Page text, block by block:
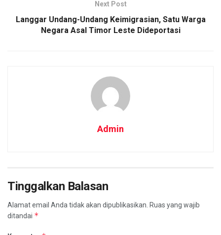
Next Post
Langgar Undang-Undang Keimigrasian, Satu Warga
Negara Asal Timor Leste Dideportasi
Admin
Tinggalkan Balasan
Alamat email Anda tidak akan dipublikasikan. Ruas yang wajib
ditandai *